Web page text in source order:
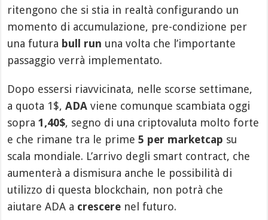
ritengono che si stia in realtà configurando un
momento di accumulazione, pre-condizione per
una futura bull run una volta che l’importante
passaggio verrà implementato.
Dopo essersi riavvicinata, nelle scorse settimane,
a quota 1$,ADA viene comunque scambiata oggi
sopra1,40$, segno di una criptovaluta molto forte
e che rimane tra le prime5 per marketcap su
scala mondiale. L’arrivo degli smart contract, che
aumenterà a dismisura anche le possibilità di
utilizzo di questa blockchain, non potrà che
aiutare ADA a crescere nel futuro.